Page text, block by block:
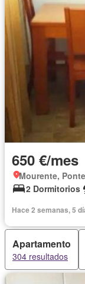
650 €/mes
Mourente,
2 Dormitorios
Hace 2 semanas, 5
Apartamento
304 resultados